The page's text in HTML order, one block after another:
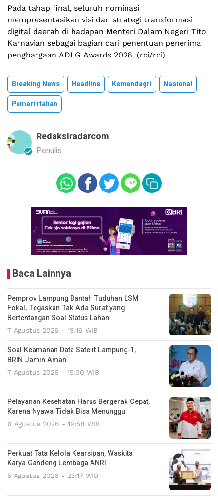
Pada tahap final, seluruh nominasi
mempresentasikan visi dan strategi transformasi
digital daerah di hadapan Menteri Dalam Negeri Tito
Karnavian sebagai bagian dari penentuan penerima
penghargaan ADLG Awards 2026. (rci/rci)
Breaking News Headline Kemendagri
Nasional
Pemerintahan
Redaksiradarcom
Penulis
Baca Lainnya
Pemprov Lampung Bantah Tuduhan LSM
Fokal, Tegaskan Tak Ada Surat yang
Bertentangan Soal Status Lahan
7 Agustus 2026 - 19:16 WIB
Soal Keamanan Data Satelit Lampung-1,
BRIN Jamin Aman
7 Agustus 2026 - 15:00 WIB
Pelayanan Kesehatan Harus Bergerak Cepat,
Karena Nyawa Tidak Bisa Menunggu
6 Agustus 2026 - 19:58 WIB
Perkuat Tata Kelola Kearsipan, Waskita
Karya Gandeng Lembaga ANRI
5 Agustus 2026 - 23:17 WIB